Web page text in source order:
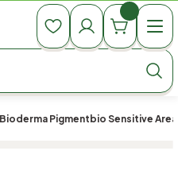
Ücretsiz Kargo
Bioderma Pigmentbio Sensitive